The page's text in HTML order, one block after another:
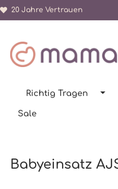
Zur
20 Jahre Vertrauen
Richtig Tragen
Sale
Babyeinsatz